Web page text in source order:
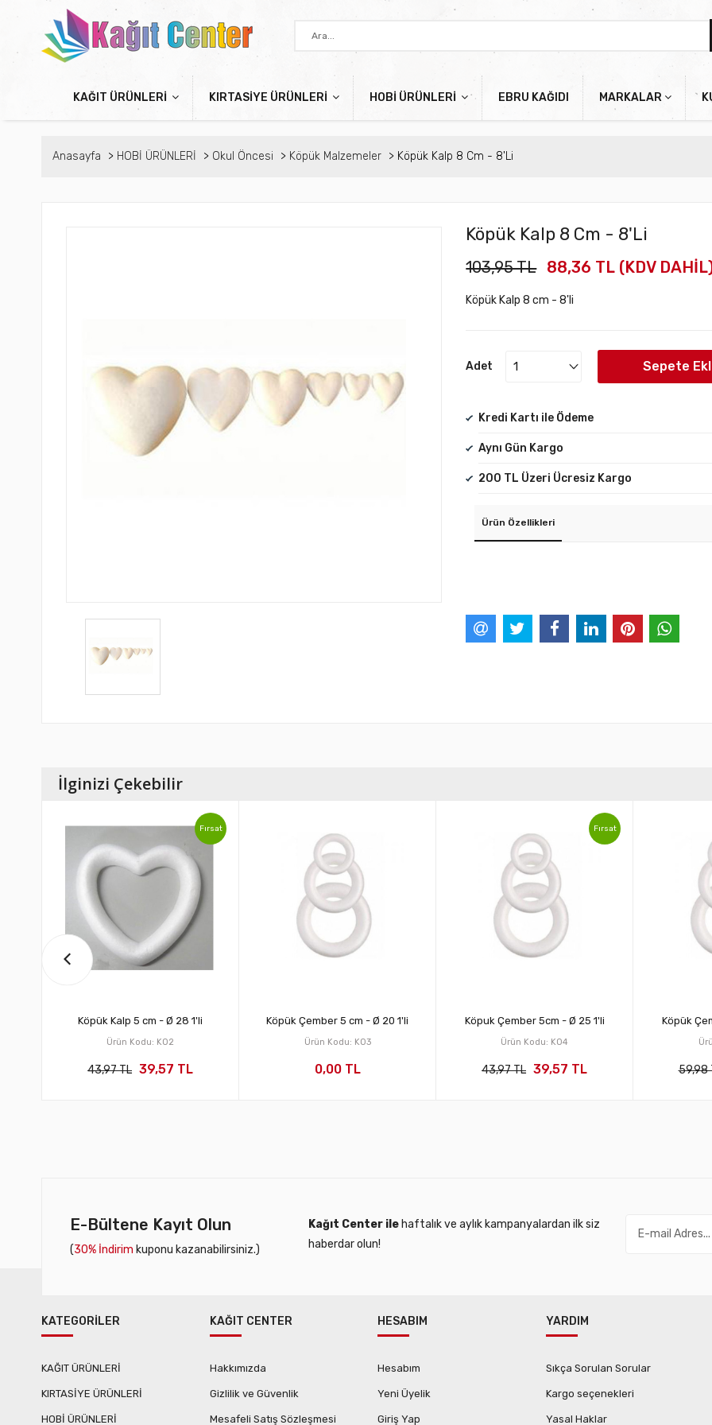
KAĞIT ÜRÜNLERİ KIRTASİYE ÜRÜNLERİ HOBİ ÜRÜNLERİ EBRU KAĞIDI MARKALAR
Anasayfa HOBİ ÜRÜNLERİ Okul Öncesi Köpük Malzemeler Köpük Kalp 8 Cm - 8'li
Köpük Kalp 8 Cm - 8'li
103,95 TL 88,36 TL (KDV
Köpük Kalp 8 cm - 8'li
Adet Sepete
Kredi Kartı ile Ödeme
Aynı Gün Kargo
200 TL Üzeri Ücresiz Kargo
Ürün Özellikleri
İlginizi Çekebilir
Fırsat
Köpük Kalp 5 cm - Ø 28 1'li
Ürün Kodu: KO2
43,97 TL 39,57 TL
Köpük Çember 5 cm - Ø 20 1'li
Ürün Kodu: KO3
0,00 TL
Fırsat
Köpuk Çember 5cm - Ø 25 1'li
Ürün Kodu: KO4
43,97 TL 39,57 TL
Köpük
59,98
E-Bültene Kayıt Olun
(30% İndirim kuponu kazanabilirsiniz.)
Kağıt Center ilehaftalık ve aylık kampanyalardan ilk siz
haberdar olun!
KATEGORİLER
KAĞIT ÜRÜNLERİ
KIRTASİYE ÜRÜNLERİ
HOBİ ÜRÜNLERİ
KAĞIT CENTER
Hakkımızda
Gizlilik ve Güvenlik
Mesafeli Satış Sözleşmesi
HESABIM
Hesabım
Yeni Üyelik
Giriş Yap
YARDIM
Sıkça Sorulan Sorular
Kargo seçenekleri
Yasal Haklar